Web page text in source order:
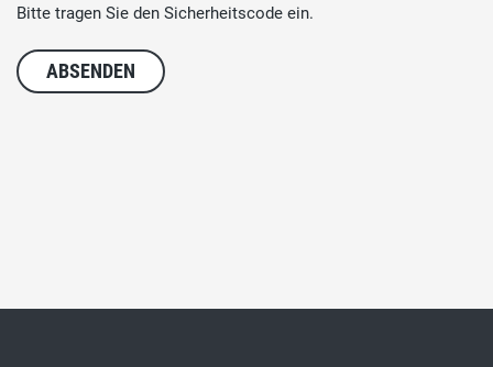
Bitte tragen Sie den Sicherheitscode ein.